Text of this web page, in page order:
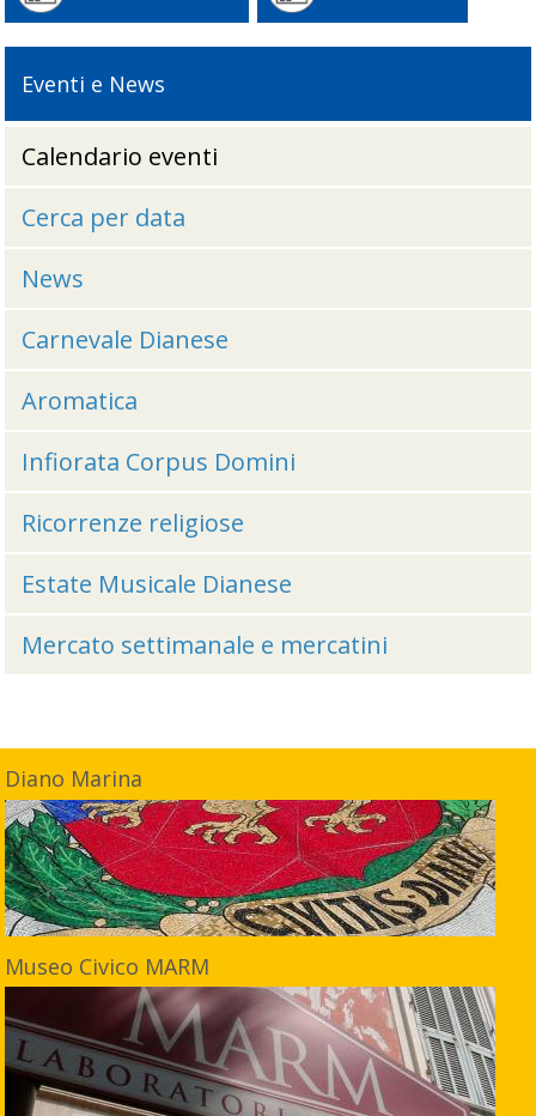
Eventi e News
Calendario eventi
Cerca per data
News
Carnevale Dianese
Aromatica
Infiorata Corpus Domini
Ricorrenze religiose
Estate Musicale Dianese
Mercato settimanale e mercatini
Diano Marina
Museo Civico MARM